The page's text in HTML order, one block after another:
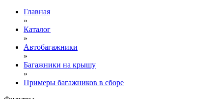
Главная
»
Каталог
»
Автобагажники
»
Багажники на крышу
»
Примеры багажников в сборе